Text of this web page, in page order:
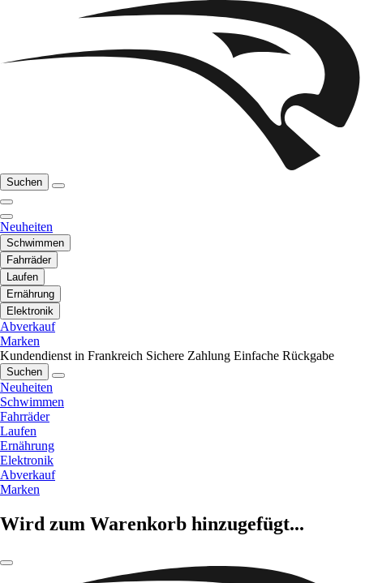
Suchen
Neuheiten
Schwimmen
Fahrräder
Laufen
Ernährung
Elektronik
Abverkauf
Marken
Kundendienst in Frankreich Sichere Zahlung Einfache Rückgabe
Suchen
Neuheiten
Schwimmen
Fahrräder
Laufen
Ernährung
Elektronik
Abverkauf
Marken
Wird zum Warenkorb hinzugefügt...